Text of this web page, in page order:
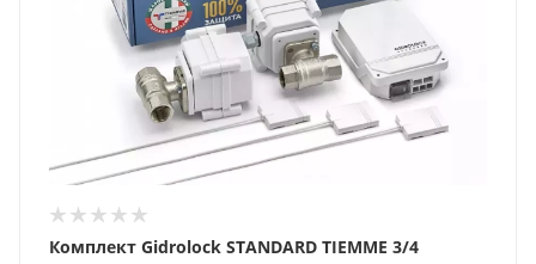
Комплект Gidrolock STANDARD TIEMME 3/4